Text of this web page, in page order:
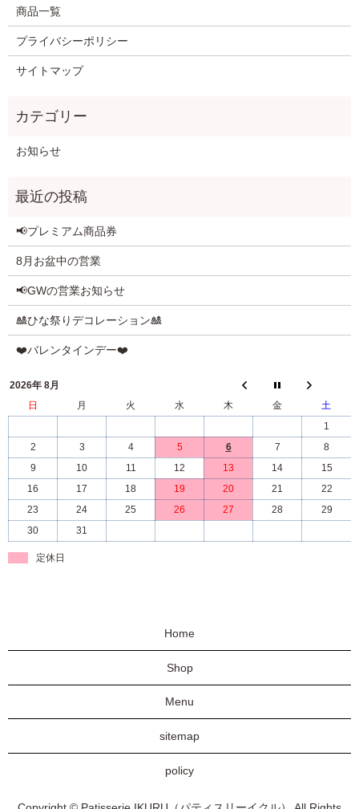
商品一覧
プライバシーポリシー
サイトマップ
お知らせ
📢プレミアム商品券
8月お盆中の営業
📢GWの営業お知らせ
🎎ひな祭りデコレーション🎎
❤️バレンタインデー❤️
2026年 8月
日
月 火 水 木 金
土
1
2
3 4 5 6 7
8
9
10 11 12 13 14
15
16
17 18 19 20 21
22
23
24 25 26 27 28
29
30
31
定休日
Home
Shop
Menu
sitemap
policy